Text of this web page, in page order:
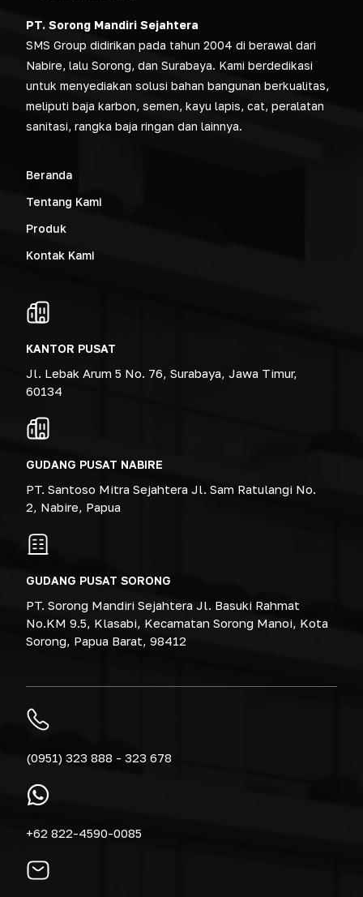
PT. Sorong Mandiri Sejahtera
SMS Group didirikan pada tahun 2004 di berawal dari
Nabire, lalu Sorong, dan Surabaya. Kami berdedikasi
untuk menyediakan solusi bahan bangunan berkualitas,
meliputi baja karbon, semen, kayu lapis, cat, peralatan
sanitasi, rangka baja ringan dan lainnya.
Beranda
Tentang Kami
Produk
Kontak Kami
KANTOR PUSAT
Jl. Lebak Arum 5 No. 76, Surabaya, Jawa Timur,
60134
GUDANG PUSAT NABIRE
PT. Santoso Mitra Sejahtera Jl. Sam Ratulangi No.
2, Nabire, Papua
GUDANG PUSAT SORONG
PT. Sorong Mandiri Sejahtera Jl. Basuki Rahmat
No.KM 9.5, Klasabi, Kecamatan Sorong Manoi, Kota
Sorong, Papua Barat, 98412
(0951) 323 888 - 323 678
+62 822-4590-0085